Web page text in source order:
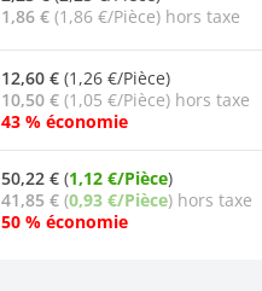
1,86 € (1,86 €/Pièce) hors taxe
12,60 € (1,26 €/Pièce)
10,50 € (1,05 €/Pièce) hors taxe
43 % économie
50,22 € (1,12 €/Pièce)
41,85 € (0,93 €/Pièce) hors taxe
50 % économie